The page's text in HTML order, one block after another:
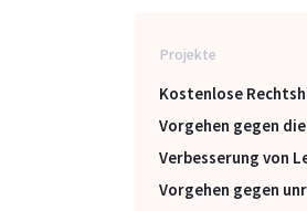
Projekte
Kostenlose
Vorgehen gegen
Verbesserung von
Vorgehen gegen